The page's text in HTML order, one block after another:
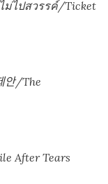
ม่ไปสวรรค์/Ticket
안/The
After Tears